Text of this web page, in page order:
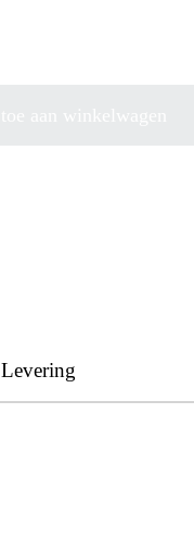
Levering